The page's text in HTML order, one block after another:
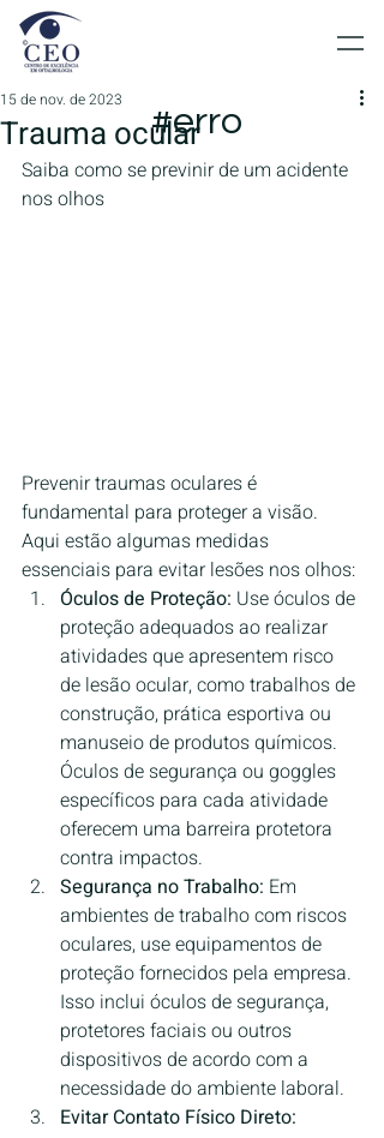
Trauma ocular
15 de nov. de 2023
Saiba como se previnir de um acidente
nos olhos
Prevenir traumas oculares é
fundamental para proteger a visão.
Aqui estão algumas medidas
essenciais para evitar lesões nos olhos:
Óculos de Proteção: Use óculos de
proteção adequados ao realizar
atividades que apresentem risco
de lesão ocular, como trabalhos de
construção, prática esportiva ou
manuseio de produtos químicos.
Óculos de segurança ou goggles
específicos para cada atividade
oferecem uma barreira protetora
contra impactos.
Segurança no Trabalho: Em
ambientes de trabalho com riscos
oculares, use equipamentos de
proteção fornecidos pela empresa.
Isso inclui óculos de segurança,
protetores faciais ou outros
dispositivos de acordo com a
necessidade do ambiente laboral.
Evitar Contato Físico Direto:
#erro